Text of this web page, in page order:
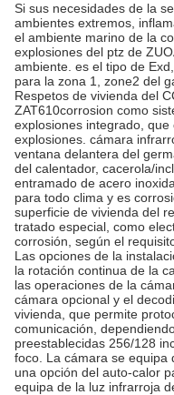
Si sus necesidades de la
ambientes extremos,
el ambiente marino de la
explosiones del ptz de
ambiente. es el tipo de
para la zona 1, zone2 del
Respetos de vivienda del
ZAT610corrosion como
explosiones integrado,
explosiones. cámara
ventana delantera del
del calentador, cacerola/
entramado de acero
para todo clima y es
superficie de vivienda del
tratado especial, como
corrosión, según el
Las opciones de la
la rotación continua de la
las operaciones de la
cámara opcional y el
vivienda, que permite
comunicación,
preestablecidas 256/128
foco. La cámara se equipa
una opción del auto-calor
equipa de la luz infrarroja